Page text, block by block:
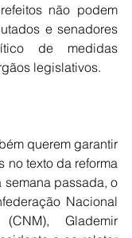
não podem
e senadores
de medidas
legislativos.
querem garantir
no texto da reforma
passada, o
Nacional
Glademir